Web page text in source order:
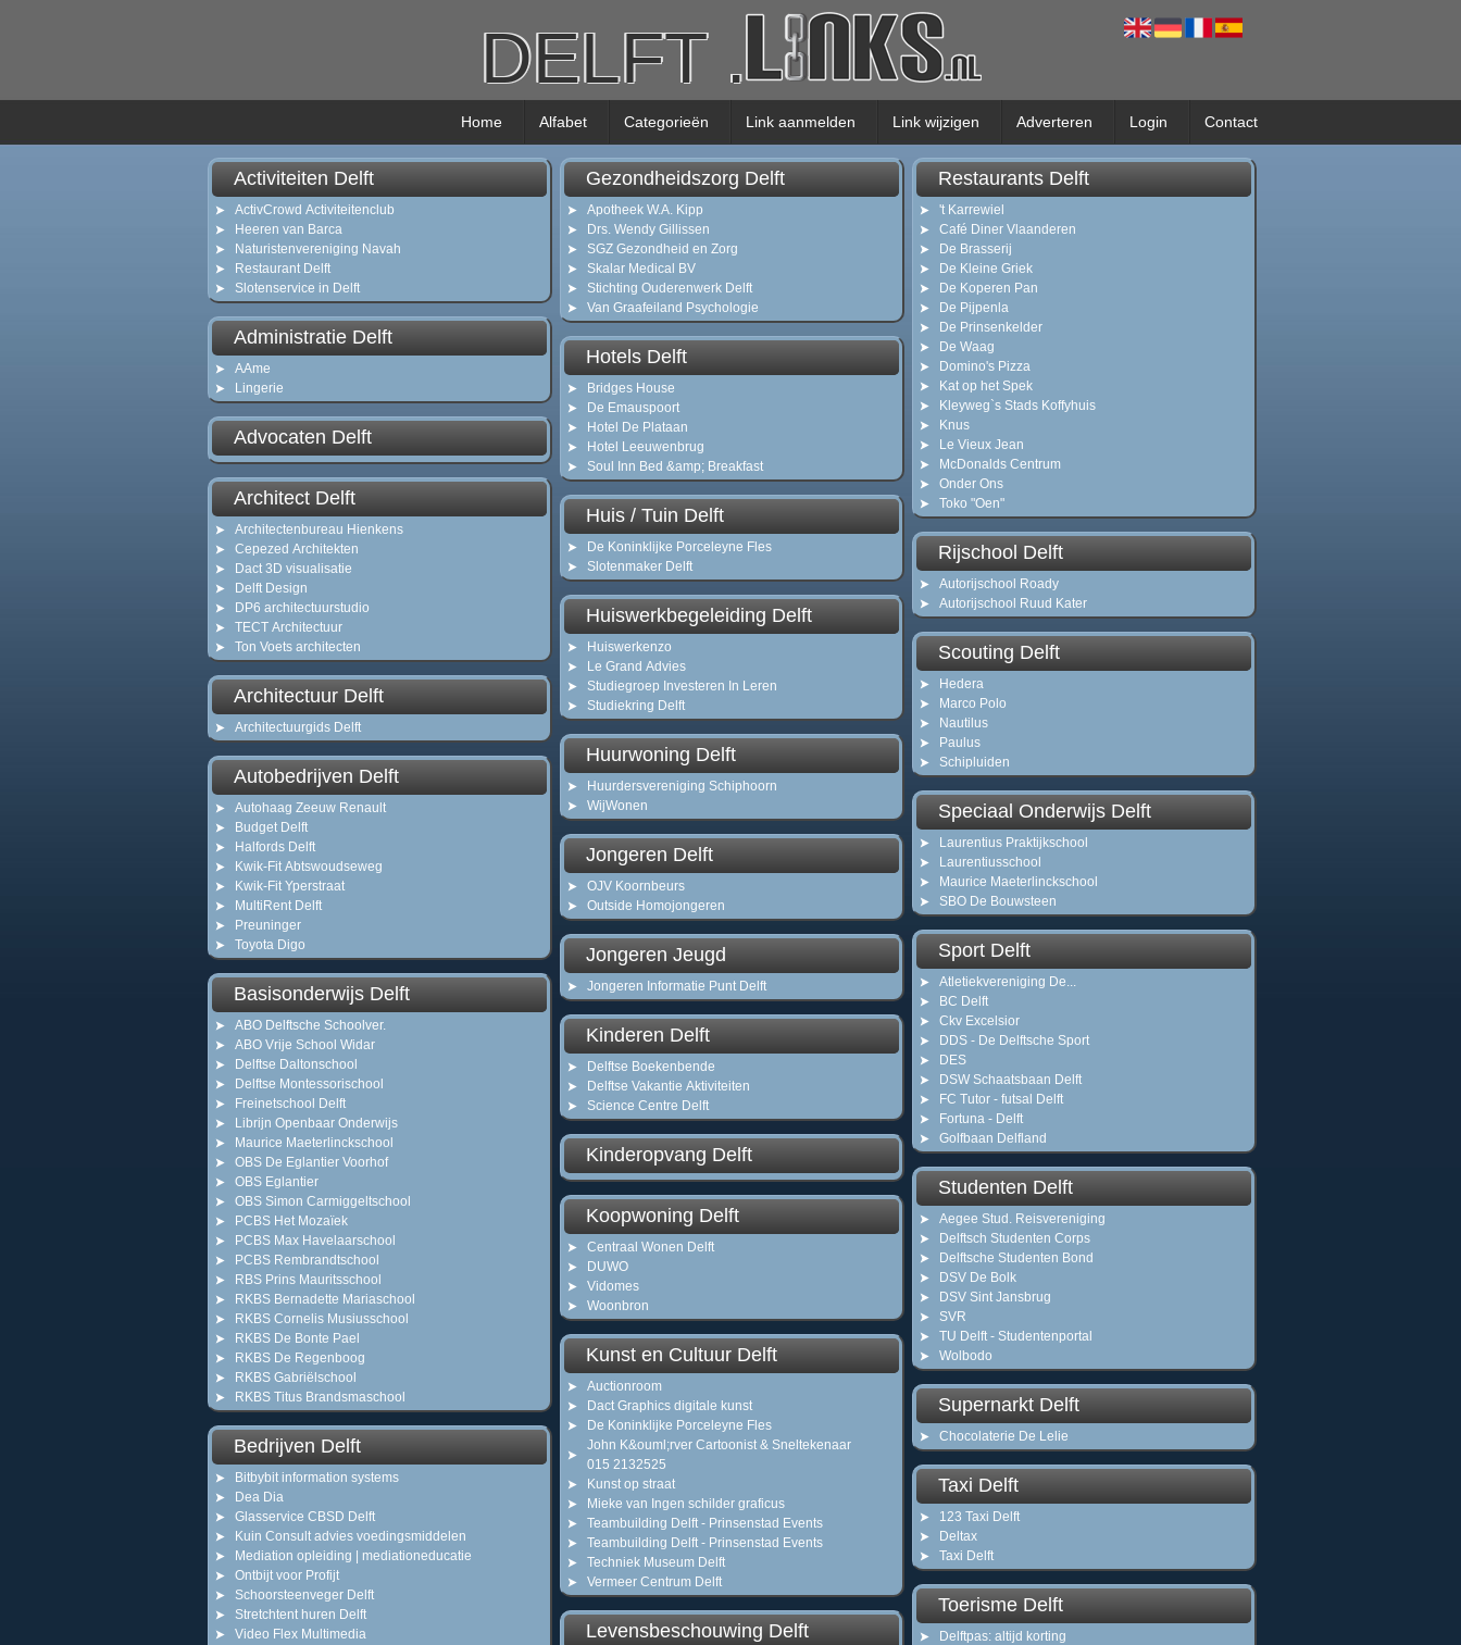
DELFT .
Home Alfabet Categorieën Link aanmelden Link wijzigen Adverteren Login Contact
Activiteiten Delft
ActivCrowd Activiteitenclub
Heeren van Barca
Naturistenvereniging Navah
Restaurant Delft
Slotenservice in Delft
Administratie Delft
AAme
Lingerie
Advocaten Delft
Architect Delft
Architectenbureau Hienkens
Cepezed Architekten
Dact 3D visualisatie
Delft Design
DP6 architectuurstudio
TECT Architectuur
Ton Voets architecten
Architectuur Delft
Architectuurgids Delft
Autobedrijven Delft
Autohaag Zeeuw Renault
Budget Delft
Halfords Delft
Kwik-Fit Abtswoudseweg
Kwik-Fit Yperstraat
MultiRent Delft
Preuninger
Toyota Digo
Basisonderwijs Delft
ABO Delftsche Schoolver.
ABO Vrije School Widar
Delftse Daltonschool
Delftse Montessorischool
Freinetschool Delft
Librijn Openbaar Onderwijs
Maurice Maeterlinckschool
OBS De Eglantier Voorhof
OBS Eglantier
OBS Simon Carmiggeltschool
PCBS Het Mozaïek
PCBS Max Havelaarschool
PCBS Rembrandtschool
RBS Prins Mauritsschool
RKBS Bernadette Mariaschool
RKBS Cornelis Musiusschool
RKBS De Bonte Pael
RKBS De Regenboog
RKBS Gabriëlschool
RKBS Titus Brandsmaschool
Bedrijven Delft
Bitbybit information systems
Dea Dia
Glasservice CBSD Delft
Kuin Consult advies voedingsmiddelen
Mediation opleiding | mediationeducatie
Ontbijt voor Profijt
Schoorsteenveger Delft
Stretchtent huren Delft
Video Flex Multimedia
Gezondheidszorg Delft
Apotheek W.A. Kipp
Drs. Wendy Gillissen
SGZ Gezondheid en Zorg
Skalar Medical BV
Stichting Ouderenwerk Delft
Van Graafeiland Psychologie
Hotels Delft
Bridges House
De Emauspoort
Hotel De Plataan
Hotel Leeuwenbrug
Soul Inn Bed &amp; Breakfast
Huis / Tuin Delft
De Koninklijke Porceleyne Fles
Slotenmaker Delft
Huiswerkbegeleiding Delft
Huiswerkenzo
Le Grand Advies
Studiegroep Investeren In Leren
Studiekring Delft
Huurwoning Delft
Huurdersvereniging Schiphoorn
WijWonen
Jongeren Delft
OJV Koornbeurs
Outside Homojongeren
Jongeren Jeugd
Jongeren Informatie Punt Delft
Kinderen Delft
Delftse Boekenbende
Delftse Vakantie Aktiviteiten
Science Centre Delft
Kinderopvang Delft
Koopwoning Delft
Centraal Wonen Delft
DUWO
Vidomes
Woonbron
Kunst en Cultuur Delft
Auctionroom
Dact Graphics digitale kunst
De Koninklijke Porceleyne Fles
John K&ouml;rver Cartoonist & Sneltekenaar
015 2132525
Kunst op straat
Mieke van Ingen schilder graficus
Teambuilding Delft - Prinsenstad Events
Teambuilding Delft - Prinsenstad Events
Techniek Museum Delft
Vermeer Centrum Delft
Levensbeschouwing Delft
Restaurants Delft
't Karrewiel
Café Diner Vlaanderen
De Brasserij
De Kleine Griek
De Koperen Pan
De Pijpenla
De Prinsenkelder
De Waag
Domino's Pizza
Kat op het Spek
Kleyweg`s Stads Koffyhuis
Knus
Le Vieux Jean
McDonalds Centrum
Onder Ons
Toko "Oen"
Rijschool Delft
Autorijschool Roady
Autorijschool Ruud Kater
Scouting Delft
Hedera
Marco Polo
Nautilus
Paulus
Schipluiden
Speciaal Onderwijs Delft
Laurentius Praktijkschool
Laurentiusschool
Maurice Maeterlinckschool
SBO De Bouwsteen
Sport Delft
Atletiekvereniging De...
BC Delft
Ckv Excelsior
DDS - De Delftsche Sport
DES
DSW Schaatsbaan Delft
FC Tutor - futsal Delft
Fortuna - Delft
Golfbaan Delfland
Studenten Delft
Aegee Stud. Reisvereniging
Delftsch Studenten Corps
Delftsche Studenten Bond
DSV De Bolk
DSV Sint Jansbrug
SVR
TU Delft - Studentenportal
Wolbodo
Supernarkt Delft
Chocolaterie De Lelie
Taxi Delft
123 Taxi Delft
Deltax
Taxi Delft
Toerisme Delft
Delftpas: altijd korting